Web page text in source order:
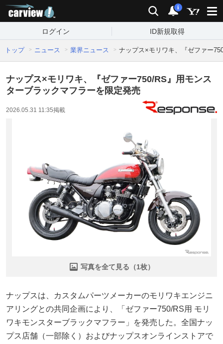
検索 通知
i
ログイン ID新規取得
トップ ニュース 業界ニュース ナップス×モリワキ、『ゼファー
ナップス×モリワキ、『ゼファー750/RS』用モンス
ターブラックマフラーを限定発売
2026.05.31 11:35掲載
写真を全て見る（1枚）
ナップスは、カスタムパーツメーカーのモリワキエンジニ
アリングとの共同企画により、「ゼファー750/RS用 モリ
ワキモンスターブラックマフラー」を発売した。全国ナッ
プス店舗（一部除く）およびナップスオンラインストアで